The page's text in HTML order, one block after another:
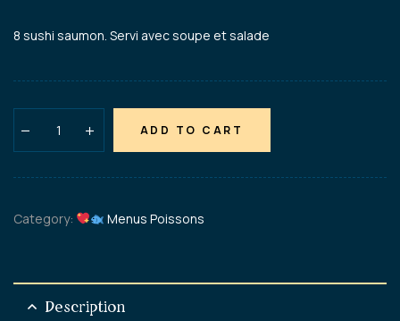
8 sushi saumon. Servi avec soupe et salade
ADD TO CART
Category: Menus Poissons
Description